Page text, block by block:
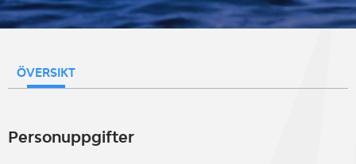
ÖVERSIKT
Personuppgifter